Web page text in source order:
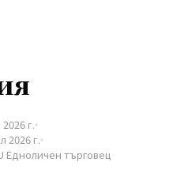
г.
2026 г.
Едноличен търговец